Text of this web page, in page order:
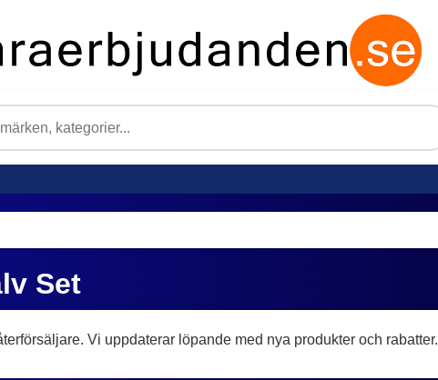
Set
Vi uppdaterar löpande med nya produkter och rabatter.